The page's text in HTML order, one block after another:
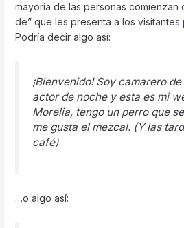
mayoría de las personas comienzan
de” que les presenta a los
Podría decir algo así:
¡Bienvenido! Soy camarero
actor de noche y esta es mi
Morelia, tengo un perro que
me gusta el mezcal. (Y las
café)
…o algo así: